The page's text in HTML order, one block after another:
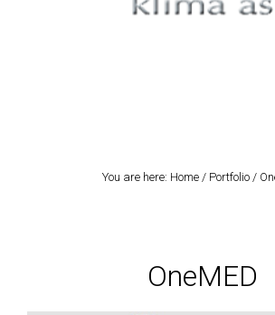
You are here: Home / Portfolio /
OneMED